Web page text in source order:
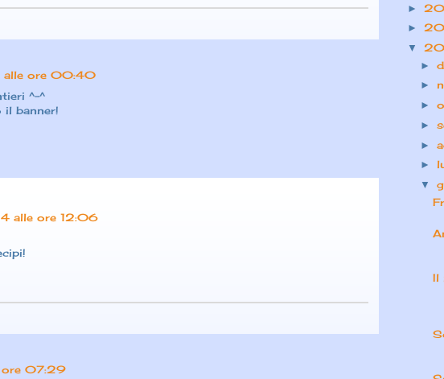
alle ore 00:40
^-^
il banner!
alle ore 12:06
ore 07:29
►
►
▼
►
►
►
►
►
►
▼
Il